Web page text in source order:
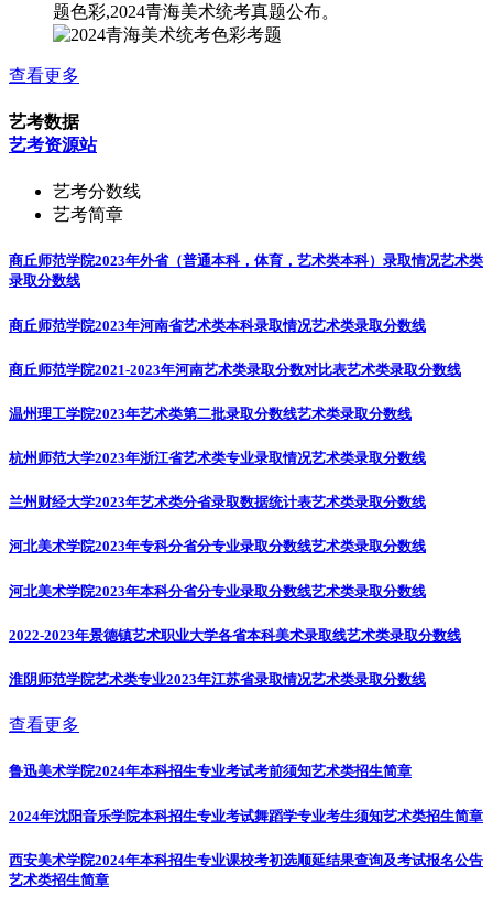
题色彩,2024青海美术统考真题公布。
查看更多
艺考数据
艺考资源站
艺考分数线
艺考简章
商丘师范学院2023年外省（普通本科，体育，艺术类本科）录取情况艺术类
录取分数线
商丘师范学院2023年河南省艺术类本科录取情况艺术类录取分数线
商丘师范学院2021-2023年河南艺术类录取分数对比表艺术类录取分数线
温州理工学院2023年艺术类第二批录取分数线艺术类录取分数线
杭州师范大学2023年浙江省艺术类专业录取情况艺术类录取分数线
兰州财经大学2023年艺术类分省录取数据统计表艺术类录取分数线
河北美术学院2023年专科分省分专业录取分数线艺术类录取分数线
河北美术学院2023年本科分省分专业录取分数线艺术类录取分数线
2022-2023年景德镇艺术职业大学各省本科美术录取线艺术类录取分数线
淮阴师范学院艺术类专业2023年江苏省录取情况艺术类录取分数线
查看更多
鲁迅美术学院2024年本科招生专业考试考前须知艺术类招生简章
2024年沈阳音乐学院本科招生专业考试舞蹈学专业考生须知艺术类招生简章
西安美术学院2024年本科招生专业课校考初选顺延结果查询及考试报名公告
艺术类招生简章